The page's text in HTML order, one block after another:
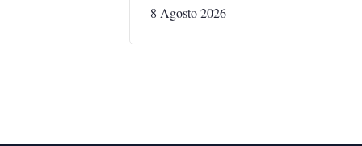
8 Agosto 2026